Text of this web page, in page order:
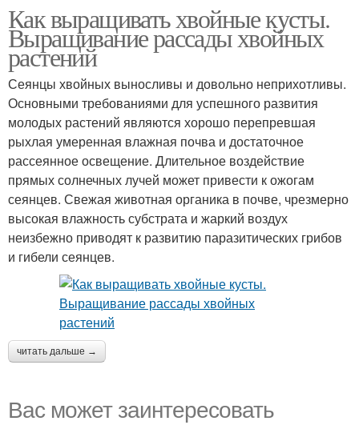
Как выращивать хвойные кусты.
Выращивание рассады хвойных
растений
Сеянцы хвойных выносливы и довольно неприхотливы.
Основными требованиями для успешного развития
молодых растений являются хорошо перепревшая
рыхлая умеренная влажная почва и достаточное
рассеянное освещение. Длительное воздействие
прямых солнечных лучей может привести к ожогам
сеянцев. Свежая животная органика в почве, чрезмерно
высокая влажность субстрата и жаркий воздух
неизбежно приводят к развитию паразитических грибов
и гибели сеянцев.
читать дальше →
Вас может заинтересовать